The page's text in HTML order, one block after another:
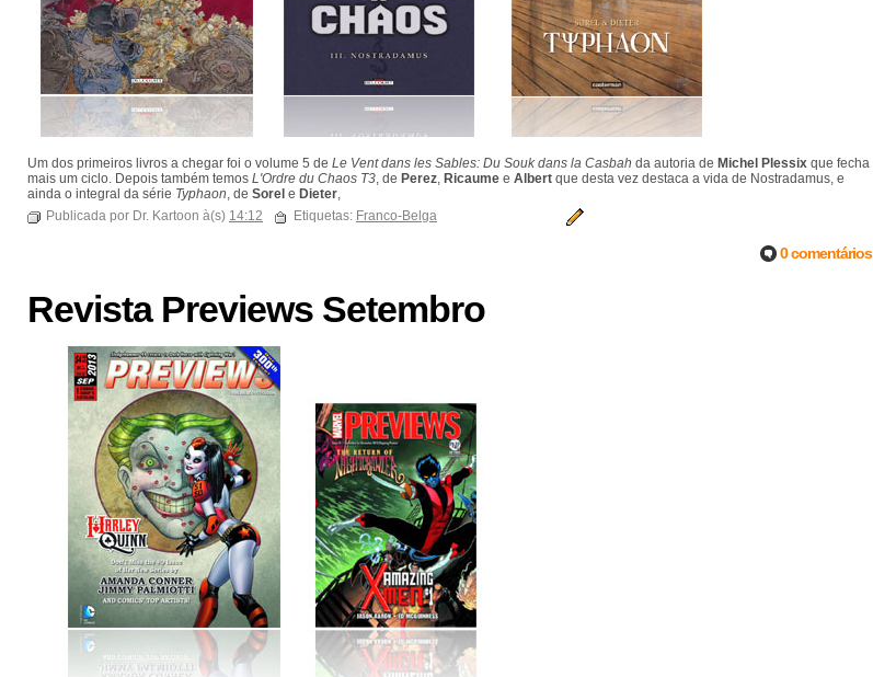
Um dos primeiros livros a chegar foi o volume 5 de Le Vent dans les Sables: Du Souk dans la Casbah da autoria de Michel Plessix que fecha
mais um ciclo. Depois também temos L'Ordre du Chaos T3, de Perez, Ricaume e Albert que desta vez destaca a vida de Nostradamus, e
ainda o integral da série Typhaon, de Sorel e Dieter,
Publicada por Dr. Kartoon à(s) 14:12 Etiquetas: Franco-Belga
0 comentários
Revista Previews Setembro